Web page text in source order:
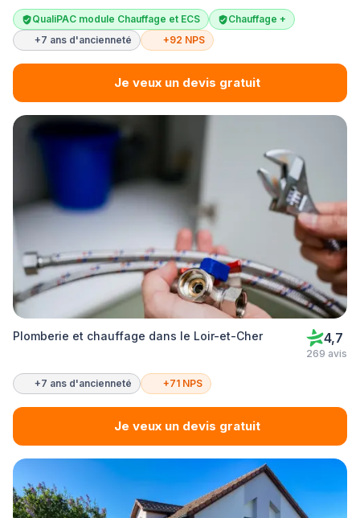
QualiPAC module Chauffage et ECS
Chauffage +
+7 ans d'ancienneté
+92 NPS
Je veux un devis gratuit
Plomberie et chauffage dans le Loir-et-Cher 4,7
269 avis
+7 ans d'ancienneté +71 NPS
Je veux un devis gratuit